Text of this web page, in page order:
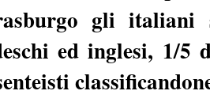
gli
ed inglesi, 1/5